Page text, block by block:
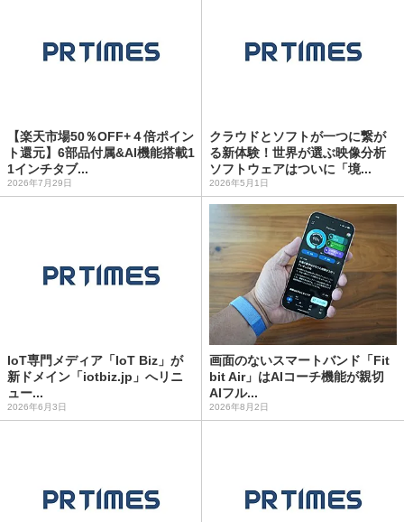
【楽天市場50％OFF+４倍ポイン
ト還元】6部品付属&AI機能搭載1
1インチタブ...
2026年7月29日
クラウドとソフトが一つに繋が
る新体験！世界が選ぶ映像分析
ソフトウェアはついに「境...
2026年5月1日
IoT専門メディア「IoT Biz」が
新ドメイン「iotbiz.jp」へリニ
ュー...
2026年6月3日
画面のないスマートバンド「Fit
bit Air」はAIコーチ機能が親切
AIフル...
2026年8月2日